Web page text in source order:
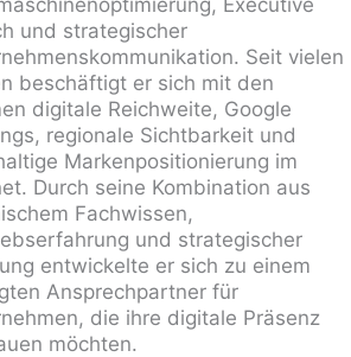
und strategischer
Seit vielen
beschäftigt er sich mit den
digitale Reichweite, Google
regionale Sichtbarkeit und
Markenpositionierung im
Durch seine Kombination aus
Fachwissen,
und strategischer
entwickelte er sich zu einem
Ansprechpartner für
die ihre digitale Präsenz
möchten.